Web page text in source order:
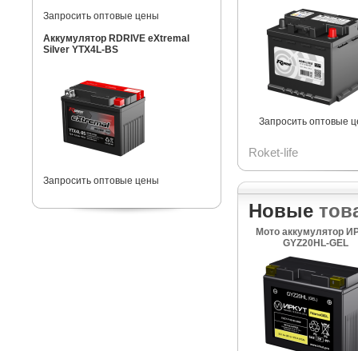
Запросить оптовые цены
Аккумулятор RDRIVE eXtremal
Silver YTX4L-BS
Запросить оптовые цены
Запросить оптовые
Roket-life
Новые
Мото аккумулятор
GYZ20HL-GEL